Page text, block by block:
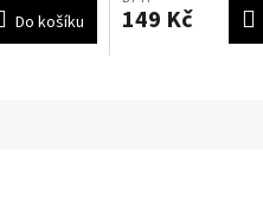
Do košíku 149 Kč